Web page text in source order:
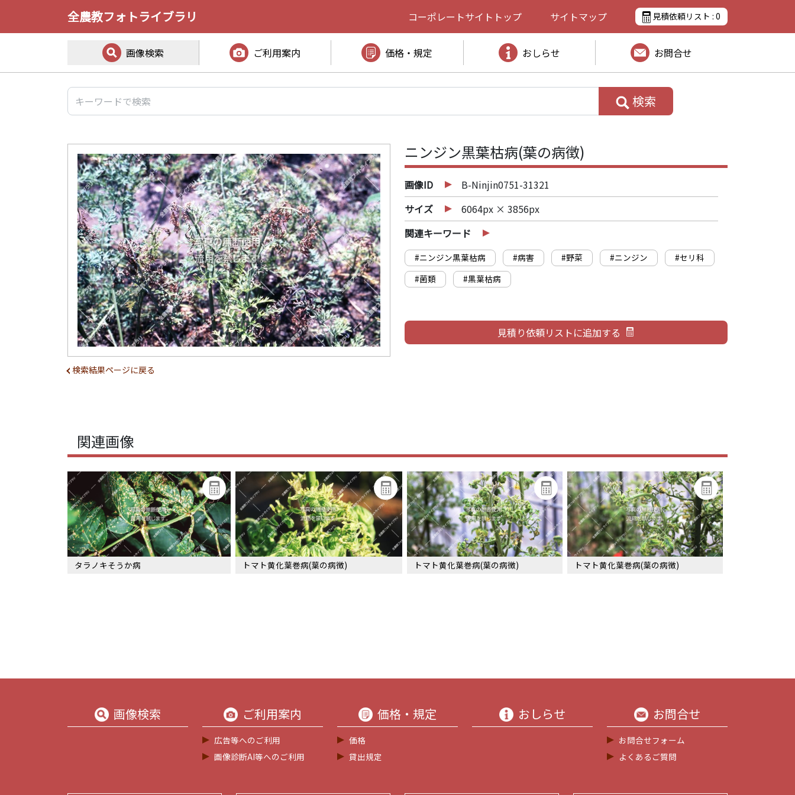
全農教フォトライブラリ コーポレートサイト トップ サイトマップ 見積依頼リスト : 0
画像検索 ご利用案内 価格・規定 おしらせ お問合せ
検索
検索結果ページに戻る
ニンジン黒葉枯病(葉の病徴)
画像ID
B-Ninjin0751-31321
サイズ
6064px × 3856px
関連キーワード
#ニンジン黒葉枯病 #病害 #野菜 #ニンジン
#セリ科
#菌類
#黒葉枯病
関連画像
タラノキそうか病 トマト黄化葉巻病(葉の病徴) トマト黄化葉巻病(葉の病徴) トマト黄化葉巻病(葉の病徴)
画像検索 ご利用案内
広告等へのご利用
画像診断AI等へのご利用
価格・規定
価格
貸出規定
おしらせ お問合せ
お問合せフォーム
よくあるご質問